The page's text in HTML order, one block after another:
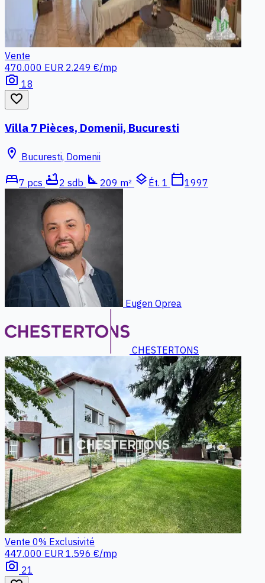
Vente
470.000 EUR 2.249 €/mp
photo_camera 18
favorite_border
Villa 7 Pièces, Domenii, Bucuresti
location_on Bucuresti, Domenii
bed7 pcs bathtub2 sdb square_foot 209 m² layers Ét. 1 calendar_today1997
Eugen Oprea
CHESTERTONS
Vente 0% Exclusivité
447.000 EUR 1.596 €/mp
photo_camera 21